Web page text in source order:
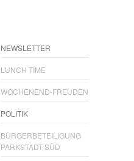
NEWSLETTER
LUNCH TIME
WOCHENEND-FREUDEN
POLITIK
BÜRGERBETEILIGUNG
PARKSTADT SÜD